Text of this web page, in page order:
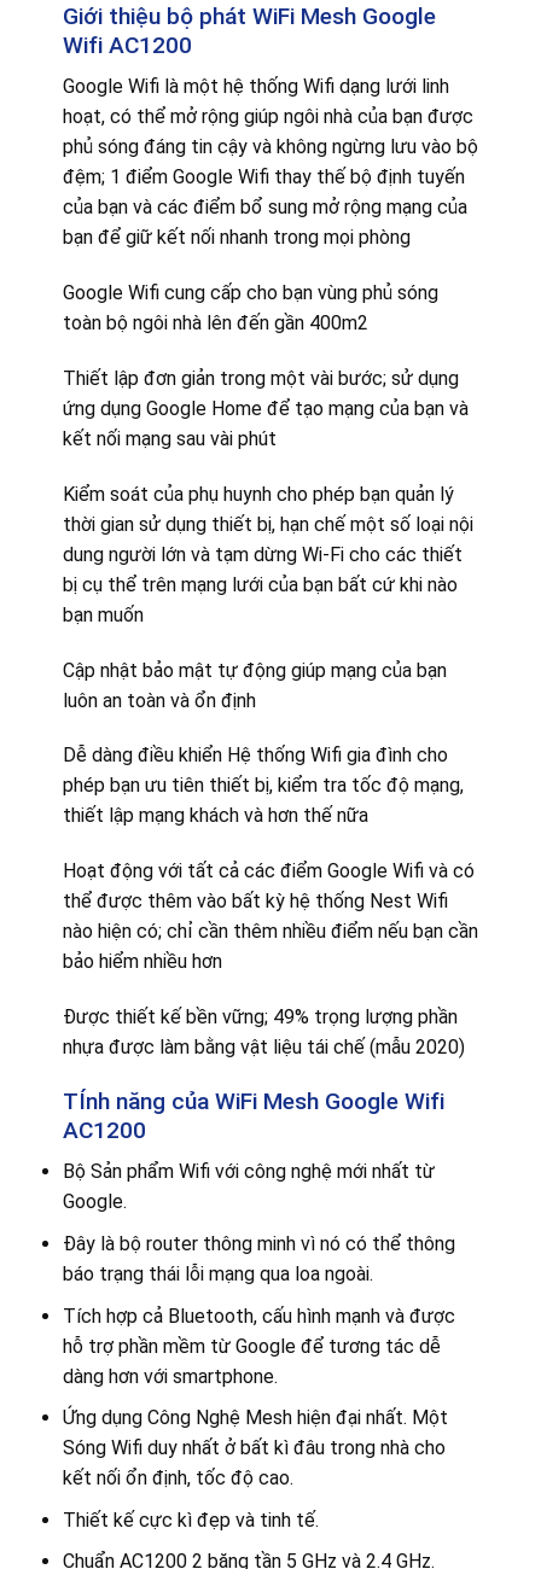
Giới thiệu bộ phát WiFi Mesh Google
Wifi AC1200
Google Wifi là một hệ thống Wifi dạng lưới linh
hoạt, có thể mở rộng giúp ngôi nhà của bạn được
phủ sóng đáng tin cậy và không ngừng lưu vào bộ
đệm; 1 điểm Google Wifi thay thế bộ định tuyến
của bạn và các điểm bổ sung mở rộng mạng của
bạn để giữ kết nối nhanh trong mọi phòng
Google Wifi cung cấp cho bạn vùng phủ sóng
toàn bộ ngôi nhà lên đến gần 400m2
Thiết lập đơn giản trong một vài bước; sử dụng
ứng dụng Google Home để tạo mạng của bạn và
kết nối mạng sau vài phút
Kiểm soát của phụ huynh cho phép bạn quản lý
thời gian sử dụng thiết bị, hạn chế một số loại nội
dung người lớn và tạm dừng Wi-Fi cho các thiết
bị cụ thể trên mạng lưới của bạn bất cứ khi nào
bạn muốn
Cập nhật bảo mật tự động giúp mạng của bạn
luôn an toàn và ổn định
Dễ dàng điều khiển Hệ thống Wifi gia đình cho
phép bạn ưu tiên thiết bị, kiểm tra tốc độ mạng,
thiết lập mạng khách và hơn thế nữa
Hoạt động với tất cả các điểm Google Wifi và có
thể được thêm vào bất kỳ hệ thống Nest Wifi
nào hiện có; chỉ cần thêm nhiều điểm nếu bạn cần
bảo hiểm nhiều hơn
Được thiết kế bền vững; 49% trọng lượng phần
nhựa được làm bằng vật liệu tái chế (mẫu 2020)
TÍnh năng của WiFi Mesh Google Wifi
AC1200
Bộ Sản phẩm Wifi với công nghệ mới nhất từ
Google.
Đây là bộ router thông minh vì nó có thể thông
báo trạng thái lỗi mạng qua loa ngoài.
Tích hợp cả Bluetooth, cấu hình mạnh và được
hỗ trợ phần mềm từ Google để tương tác dễ
dàng hơn với smartphone.
Ứng dụng Công Nghệ Mesh hiện đại nhất. Một
Sóng Wifi duy nhất ở bất kì đâu trong nhà cho
kết nối ổn định, tốc độ cao.
Thiết kế cực kì đẹp và tinh tế.
Chuẩn AC1200 2 băng tần 5 GHz và 2.4 GHz.